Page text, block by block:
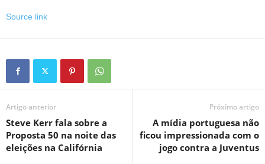
Source link
Artigo anterior
Steve Kerr fala sobre a
Proposta 50 na noite das
eleições na Califórnia
Próximo artigo
A mídia portuguesa não
ficou impressionada com o
jogo contra a Juventus